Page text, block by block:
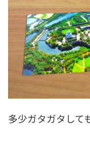
多少ガタガタして